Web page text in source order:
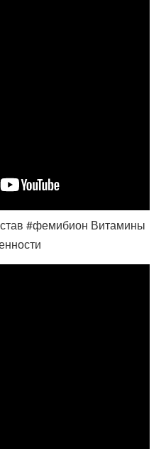
#фемибион Витамины